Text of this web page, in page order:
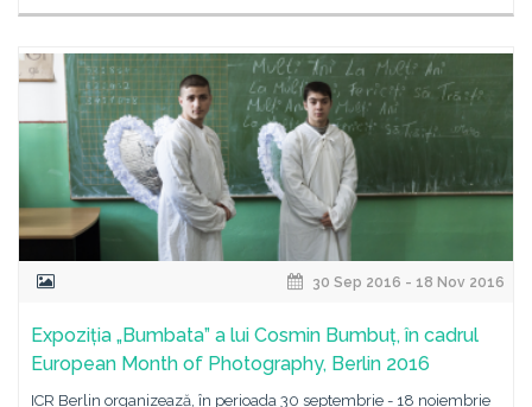
30 Sep 2016 - 18 Nov 2016
Expoziția „Bumbata” a lui Cosmin Bumbuț, în cadrul
European Month of Photography, Berlin 2016
ICR Berlin organizează, în perioada 30 septembrie - 18 noiembrie